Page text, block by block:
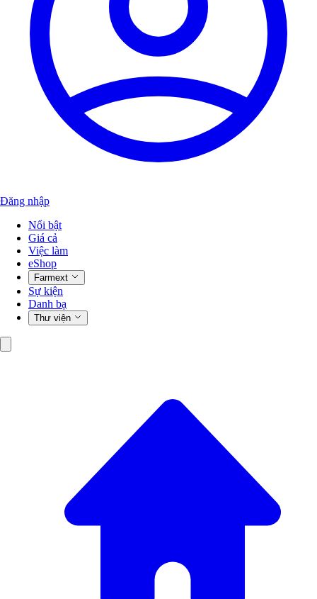
Đăng nhập
Nổi bật
Giá cả
Việc làm
eShop
Farmext
Sự kiện
Danh bạ
Thư viện